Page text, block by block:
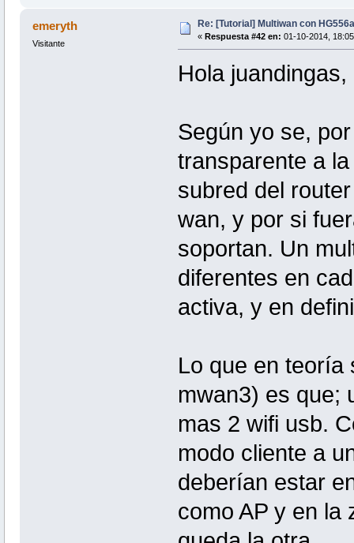
emeryth
Visitante
Re: [Tutorial] Multiwan con
« Respuesta #42 en: 01-10-2014,
Hola juandingas,
Según yo se,
transparente a
subred del
wan, y por si
soportan. Un
diferentes en
activa, y en
Lo que en teoría
mwan3) es que;
mas 2 wifi usb.
modo cliente a
deberían estar
como AP y en la